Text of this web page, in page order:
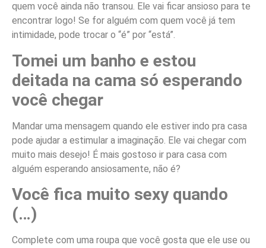
quem você ainda não transou. Ele vai ficar ansioso para te
encontrar logo! Se for alguém com quem você já tem
intimidade, pode trocar o “é” por “está”.
Tomei um banho e estou
deitada na cama só esperando
você chegar
Mandar uma mensagem quando ele estiver indo pra casa
pode ajudar a estimular a imaginação. Ele vai chegar com
muito mais desejo! É mais gostoso ir para casa com
alguém esperando ansiosamente, não é?
Você fica muito sexy quando
(…)
Complete com uma roupa que você gosta que ele use ou